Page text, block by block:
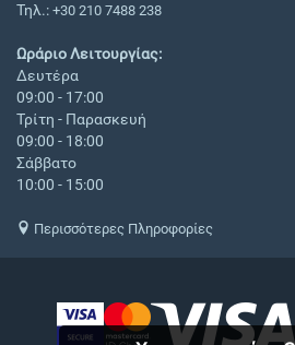
Τηλ.: +30 210 7488 238
Ωράριο Λειτουργίας:
Δευτέρα
09:00 - 17:00
Τρίτη - Παρασκευή
09:00 - 18:00
Σάββατο
10:00 - 15:00
Περισσότερες Πληροφορίες